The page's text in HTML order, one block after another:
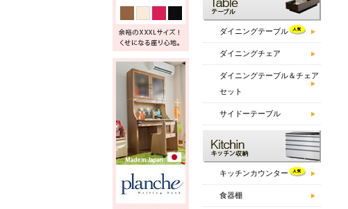
ダイニングテーブル
ダイニングチェア
ダイニングテーブル＆チェア
セット
サイドーテーブル
キッチンカウンター
食器棚